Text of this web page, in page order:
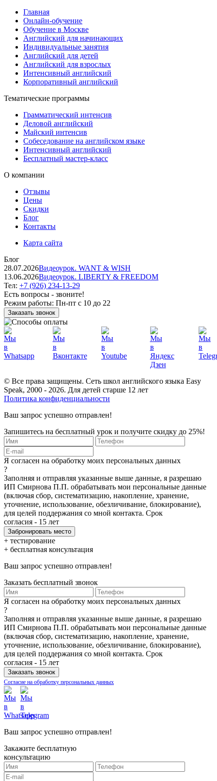
Главная
Онлайн-обучение
Обучение в Москве
Английский для начинающих
Индивидуальные занятия
Английский для детей
Английский для взрослых
Интенсивный английский
Корпоративный английский
Тематические программы
Грамматический интенсив
Деловой английский
Майский интенсив
Собеседование на английском языке
Интенсивный английский
Бесплатный мастер-класс
О компании
Отзывы
Цены
Скидки
Блог
Контакты
Карта сайта
Блог
28.07.2026Видеоурок. WANT & WISH
13.06.2026Видеоурок. LIBERTY & FREEDOM
Тел: +7 (926) 234-13-29
Есть вопросы - звоните!
Режим работы: Пн-пт с 10 до 22
Заказать звонок
© Все права защищены. Сеть школ английского языка Easy
Speak, 2000 - 2026. Для детей старше 12 лет
Политика конфиденциальности
Ваш запрос успешно отправлен!
Запишитесь на бесплатный урок и получите скидку до 25%!
Я согласен на обработку моих персональных данных
?
Заполняя и отправляя указанные выше данные, я разрешаю
ИП Смирнова П.П. обрабатывать мои персональные данные
(включая сбор, систематизацию, накопление, хранение,
уточнение, использование, обезличивание, блокирование),
для целей поддержания со мной контакта. Срок
согласия - 15 лет
+ тестирование
+ бесплатная консультация
Ваш запрос успешно отправлен!
Заказать бесплатный звонок
Я согласен на обработку моих персональных данных
?
Заполняя и отправляя указанные выше данные, я разрешаю
ИП Смирнова П.П. обрабатывать мои персональные данные
(включая сбор, систематизацию, накопление, хранение,
уточнение, использование, обезличивание, блокирование),
для целей поддержания со мной контакта. Срок
согласия - 15 лет
Согласие на обработку персональных данных
Ваш запрос успешно отправлен!
Закажите бесплатную
консультацию